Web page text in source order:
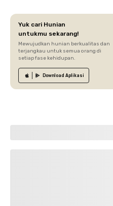
Yuk cari Hunian
untukmu sekarang!
Mewujudkan hunian berkualitas dan
terjangkau untuk semua orang di
setiap fase kehidupan.
Download Aplikasi